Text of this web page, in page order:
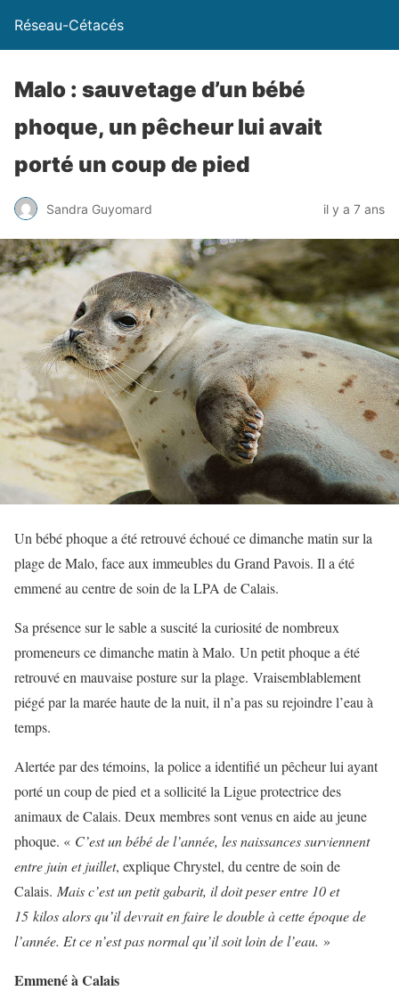
Réseau-Cétacés
Malo : sauvetage d’un bébé
phoque, un pêcheur lui avait
porté un coup de pied
Sandra Guyomard il y a 7 ans
Un bébé phoque a été retrouvé échoué ce dimanche matin sur la
plage de Malo, face aux immeubles du Grand Pavois. Il a été
emmené au centre de soin de la LPA de Calais.
Sa présence sur le sable a suscité la curiosité de nombreux
promeneurs ce dimanche matin à Malo. Un petit phoque a été
retrouvé en mauvaise posture sur la plage. Vraisemblablement
piégé par la marée haute de la nuit, il n’a pas su rejoindre l’eau à
temps.
Alertée par des témoins, la police a identifié un pêcheur lui ayant
porté un coup de pied et a sollicité la Ligue protectrice des
animaux de Calais. Deux membres sont venus en aide au jeune
phoque. « C’est un bébé de l’année, les naissances surviennent
entre juin et juillet, explique Chrystel, du centre de soin de
Calais. Mais c’est un petit gabarit, il doit peser entre 10 et
15 kilos alors qu’il devrait en faire le double à cette époque de
l’année. Et ce n’est pas normal qu’il soit loin de l’eau. »
Emmené à Calais